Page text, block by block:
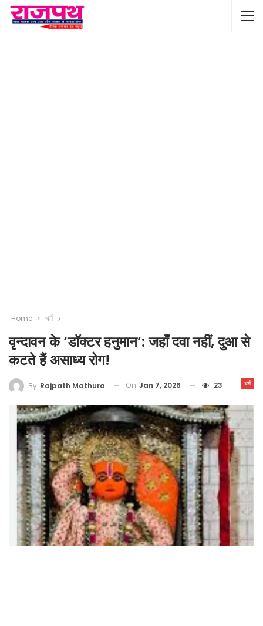
Home धर्म
वृन्दावन के ‘डॉक्टर हनुमान’: जहाँ दवा नहीं, दुआ से
कटते हैं असाध्य रोग!
धर्म
By Rajpath Mathura On Jan 7, 2026 23